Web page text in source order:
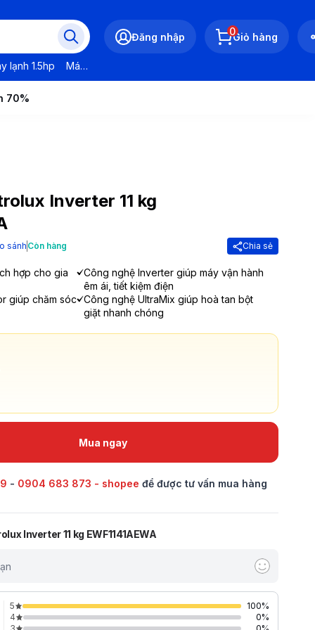
lạnh 1.5hp Máy lạnh LG
Đăng nhập 0Giỏ hàng
70%
Inverter 11 kg
sánh Còn hàng Chia sẻ
hợp cho gia
Công nghệ Inverter giúp máy vận hành
êm ái, tiết kiệm điện
giúp chăm sóc
Công nghệ UltraMix giúp hoà tan bột
giặt nhanh chóng
Mua ngay
- 0904 683 873 - shopee để được tư vấn mua hàng
Inverter 11 kg EWF1141AEWA
5 100%
4
0%